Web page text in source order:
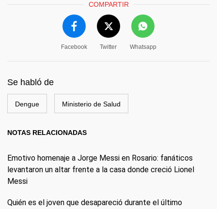
COMPARTIR
Facebook Twitter Whatsapp
Se habló de
Dengue Ministerio de Salud
NOTAS RELACIONADAS
Emotivo homenaje a Jorge Messi en Rosario: fanáticos
levantaron un altar frente a la casa donde creció Lionel
Messi
Quién es el joven que desapareció durante el último